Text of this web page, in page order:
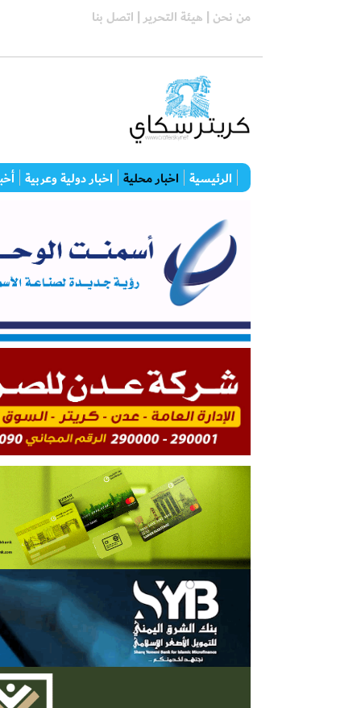
من نحن | هيئة التحرير | اتصل بنا
الرئيسية اخبار محلية اخبار دولية وعربية